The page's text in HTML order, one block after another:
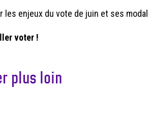
les enjeux du vote de juin et ses
voter !
plus loin